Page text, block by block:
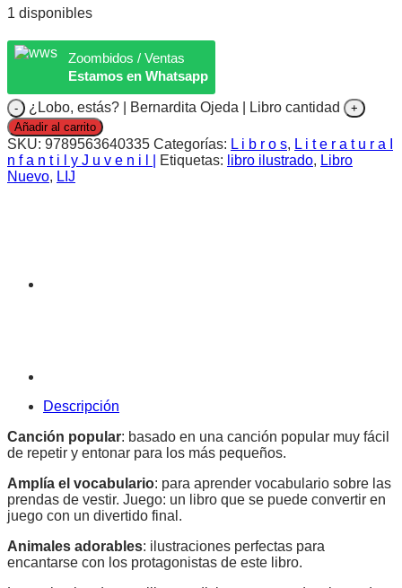
1 disponibles
Zoombidos / Ventas
Estamos en Whatsapp
¿Lobo, estás? | Bernardita Ojeda | Libro cantidad
Añadir al carrito
SKU: 9789563640335 Categorías: L i b r o s, L i t e r a t u r a I
n f a n t i l y J u v e n i l |
Etiquetas: libro ilustrado, Libro
Nuevo, LIJ
Descripción
Canción popular: basado en una canción popular muy fácil
de repetir y entonar para los más pequeños.
Amplía el vocabulario: para aprender vocabulario sobre las
prendas de vestir. Juego: un libro que se puede convertir en
juego con un divertido final.
Animales adorables: ilustraciones perfectas para
encantarse con los protagonistas de este libro.